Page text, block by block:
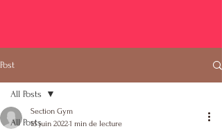
Post
All Posts
All Posts
Section Gym
15 juin 20221 min de lecture